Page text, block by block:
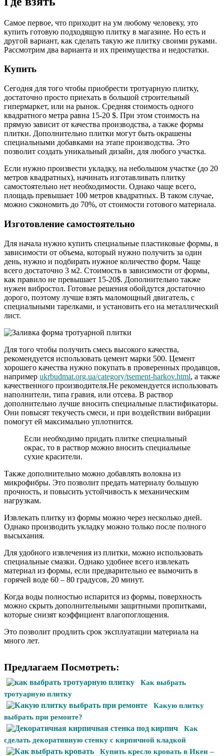
Самое первое, что приходит на ум любому человеку, это
купить готовую подходящую плитку в магазине. Но есть и
другой вариант, как сделать такую же плитку своими руками.
Рассмотрим два варианта и их преимущества и недостатки.
Купить
Сегодня для того чтобы приобрести тротуарную плитку,
достаточно просто приехать в большой строительный
гипермаркет, или на рынок. Средняя стоимость одного
квадратного метра равна 15-20 $. При этом стоимость на
прямую зависит от качества производства, а также формы
плитки. Дополнительно плитки могут быть окрашены
специальными добавками на этапе производства. Это
позволит создать уникальный дизайн, для любого участка.
Если нужно произвести укладку, на небольшом участке (до 20
метров квадратных), начинать изготавливать плитку
самостоятельно нет необходимости. Однако чаще всего,
площадь превышает 100 метров квадратных. В таком случае,
можно сэкономить до 70%, от стоимости готового материала.
Изготовление самостоятельно
Для начала нужно купить специальные пластиковые формы, в
зависимости от объема, который нужно получить за один
день, нужно и подбирать нужное количество форм. Чаще
всего достаточно 3 м2. Стоимость в зависимости от формы,
как правило не превышает 15-20$. Дополнительно также
нужен вибростол. Готовые решения обойдутся достаточно
дорого, поэтому лучше взять маломощный двигатель, с
специальными тарелками, и установить его на металлический
лист.
Для того чтобы получить смесь высокого качества,
рекомендуется использовать цемент марки 500. Цемент
хорошего качества нужно покупать в проверенных продавцов,
например ukrbudmat.org.ua/category/tsement-harkov.html, а также
качественного производителя.Не рекомендуется использовать
наполнители, типа гравия, или отсева. В раствор
дополнительно лучше вносить специальные пластификаторы.
Они повысят текучесть смеси, и при воздействии вибрации
помогут ей максимально уплотнится.
Если необходимо придать плитке специальный
окрас, то в раствор можно вносить специальные
сухие красители.
Также дополнительно можно добавлять волокна из
микрофибры. Это позволит предать материалу большую
прочность, и повысить устойчивость к механическим
нагрузкам.
Извлекать плитку из формы можно через несколько дней.
Однако производить укладку можно только после полного
высыхания.
Для удобного извлечения из плитки, можно использовать
специальные смазки. Однако удобнее всего извлекать
материал из формы, если предварительно ее вымочить в
горячей воде 60 – 80 градусов, 20 минут.
Когда воды полностью испарится из формы, поверхность
можно скрыть дополнительными защитными пропитками,
которые снизят коэффициент влагопоглощения.
Это позволит продлить срок эксплуатации материала на
много лет.
Предлагаем Посмотреть:
Как выбрать
тротуарную плитку
Какую плитку
выбрать при ремонте?
Как
сделать декоративную стенку с кирпичной кладкой
Купить кресло кровать в Икеи –